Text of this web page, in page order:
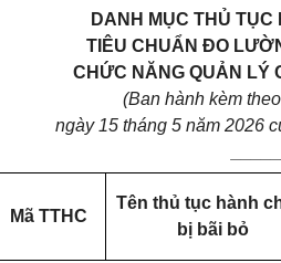
DANH MỤC THỦ
TIÊU CHUẨN ĐO
CHỨC NĂNG QUẢN LÝ
(Ban hành kèm
ngày 15 tháng 5 năm 2026
Mã TTHC
Tên thủ tục hành
bị bãi bỏ